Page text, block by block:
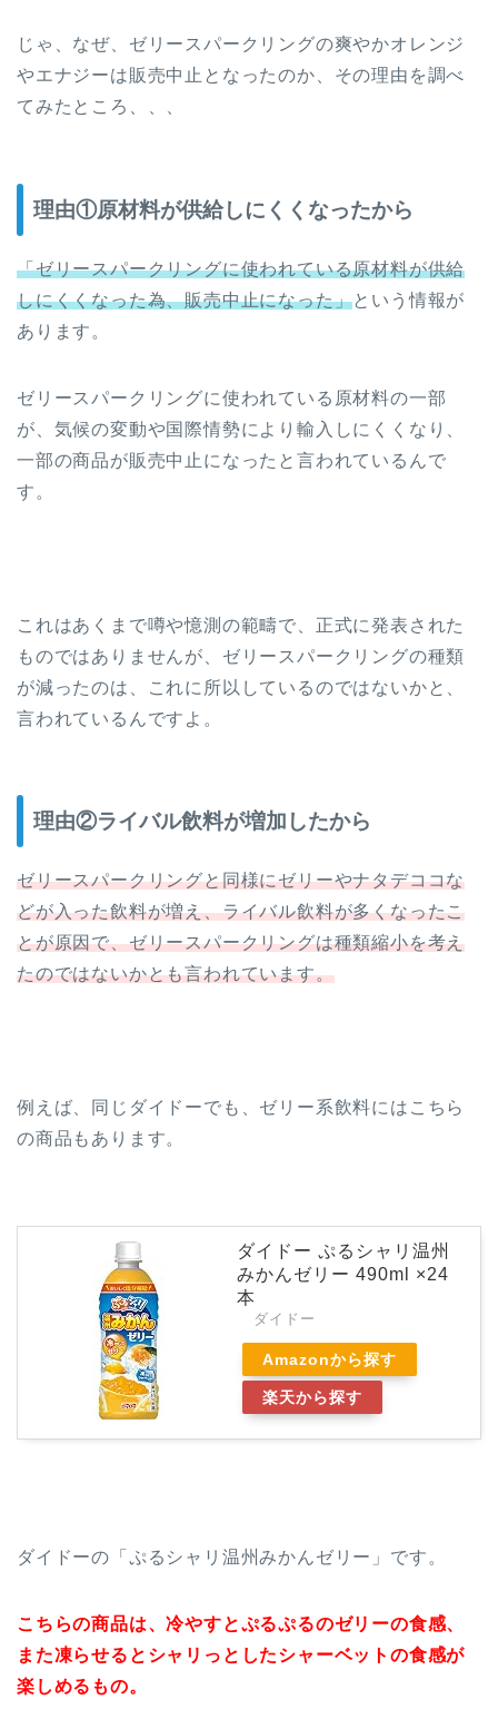
じゃ、なぜ、ゼリースパークリングの爽やかオレンジ
やエナジーは販売中止となったのか、その理由を調べ
てみたところ、、、
理由①原材料が供給しにくくなったから
「ゼリースパークリングに使われている原材料が供給
しにくくなった為、販売中止になった」という情報が
あります。
ゼリースパークリングに使われている原材料の一部
が、気候の変動や国際情勢により輸入しにくくなり、
一部の商品が販売中止になったと言われているんで
す。
これはあくまで噂や憶測の範疇で、正式に発表された
ものではありませんが、ゼリースパークリングの種類
が減ったのは、これに所以しているのではないかと、
言われているんですよ。
理由②ライバル飲料が増加したから
ゼリースパークリングと同様にゼリーやナタデココな
どが入った飲料が増え、ライバル飲料が多くなったこ
とが原因で、ゼリースパークリングは種類縮小を考え
たのではないかとも言われています。
例えば、同じダイドーでも、ゼリー系飲料にはこちら
の商品もあります。
ダイドー ぷるシャリ温州
みかんゼリー 490ml ×24
本
ダイドー
Amazonから探す
楽天から探す
ダイドーの「ぷるシャリ温州みかんゼリー」です。
こちらの商品は、冷やすとぷるぷるのゼリーの食感、
また凍らせるとシャリっとしたシャーベットの食感が
楽しめるもの。